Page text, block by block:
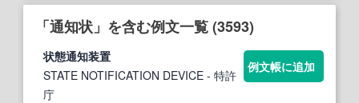
「通知状」を含む例文一覧 (3593)
状態通知装置
STATE NOTIFICATION DEVICE - 特許
庁
例文帳に追加